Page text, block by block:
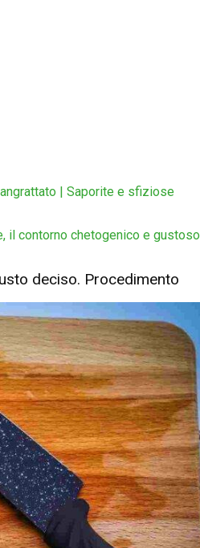
| Saporite e sfiziose
il contorno chetogenico e gustoso
deciso. Procedimento